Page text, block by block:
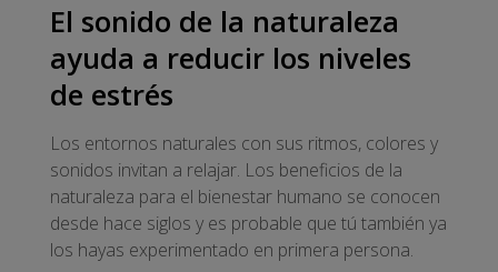
El sonido de la naturaleza
ayuda a reducir los niveles
de estrés
Los entornos naturales con sus ritmos, colores y
sonidos invitan a relajar. Los beneficios de la
naturaleza para el bienestar humano se conocen
desde hace siglos y es probable que tú también ya
los hayas experimentado en primera persona.